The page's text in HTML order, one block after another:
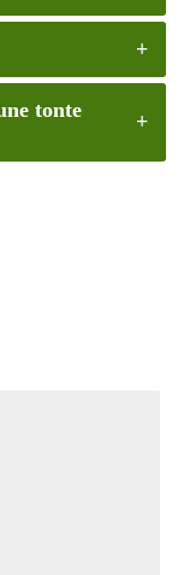
tonte